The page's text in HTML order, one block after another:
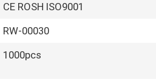
CE ROSH ISO9001
RW-00030
1000pcs